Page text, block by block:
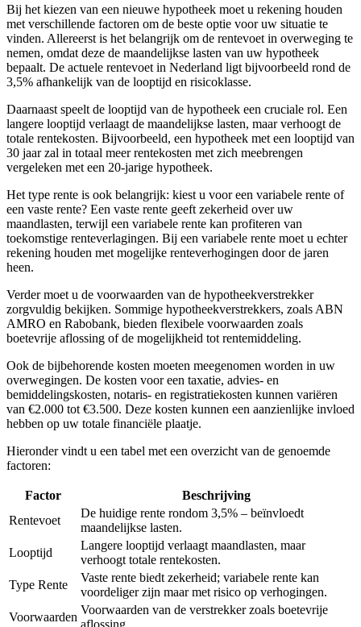
Bij het kiezen van een nieuwe hypotheek moet u rekening houden
met verschillende factoren om de beste optie voor uw situatie te
vinden. Allereerst is het belangrijk om de rentevoet in overweging te
nemen, omdat deze de maandelijkse lasten van uw hypotheek
bepaalt. De actuele rentevoet in Nederland ligt bijvoorbeeld rond de
3,5% afhankelijk van de looptijd en risicoklasse.
Daarnaast speelt de looptijd van de hypotheek een cruciale rol. Een
langere looptijd verlaagt de maandelijkse lasten, maar verhoogt de
totale rentekosten. Bijvoorbeeld, een hypotheek met een looptijd van
30 jaar zal in totaal meer rentekosten met zich meebrengen
vergeleken met een 20-jarige hypotheek.
Het type rente is ook belangrijk: kiest u voor een variabele rente of
een vaste rente? Een vaste rente geeft zekerheid over uw
maandlasten, terwijl een variabele rente kan profiteren van
toekomstige renteverlagingen. Bij een variabele rente moet u echter
rekening houden met mogelijke renteverhogingen door de jaren
heen.
Verder moet u de voorwaarden van de hypotheekverstrekker
zorgvuldig bekijken. Sommige hypotheekverstrekkers, zoals ABN
AMRO en Rabobank, bieden flexibele voorwaarden zoals
boetevrije aflossing of de mogelijkheid tot rentemiddeling.
Ook de bijbehorende kosten moeten meegenomen worden in uw
overwegingen. De kosten voor een taxatie, advies- en
bemiddelingskosten, notaris- en registratiekosten kunnen variëren
van €2.000 tot €3.500. Deze kosten kunnen een aanzienlijke invloed
hebben op uw totale financiële plaatje.
Hieronder vindt u een tabel met een overzicht van de genoemde
factoren:
Factor
Beschrijving
Rentevoet
De huidige rente rondom 3,5% – beïnvloedt
maandelijkse lasten.
Looptijd
Langere looptijd verlaagt maandlasten, maar
verhoogt totale rentekosten.
Type Rente
Vaste rente biedt zekerheid; variabele rente kan
voordeliger zijn maar met risico op verhogingen.
Voorwaarden
Voorwaarden van de verstrekker zoals boetevrije